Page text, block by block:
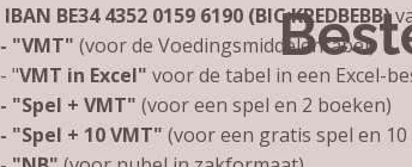
IBAN BE34 4352 0159 6190 (BIC:KREDBEBB)
- "VMT" (voor de Voedingsmiddelentabel)
- "VMT in Excel" voor de tabel in een Excel-
- "Spel + VMT" (voor een spel en 2 boeken)
- "Spel + 10 VMT" (voor een gratis spel en